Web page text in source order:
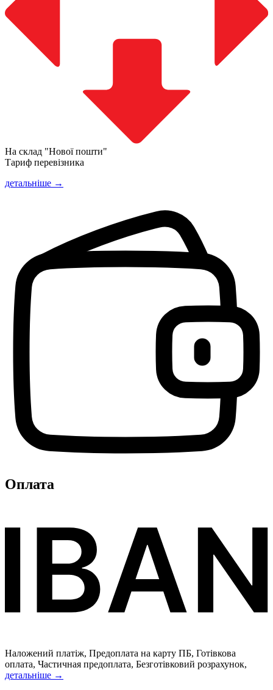
На склад "Нової пошти"
Тариф перевізника
детальніше →
Оплата
Наложений платіж, Предоплата на карту ПБ, Готівкова
оплата, Частичная предоплата, Безготівковий розрахунок,
детальніше →